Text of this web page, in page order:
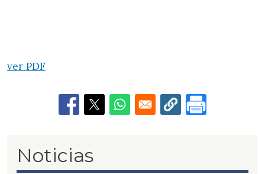
ver PDF
Noticias